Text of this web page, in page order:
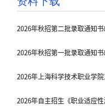
2026年秋招第二批录取通知
2026年秋招第一批录取通知
2026年上海科学技术职业学
2026年自主招生《职业适应